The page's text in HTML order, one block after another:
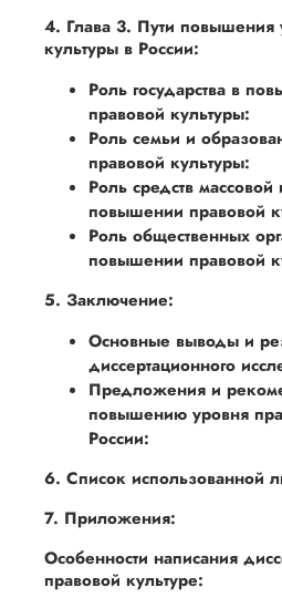
4. Глава 3. Пути повышения
культуры в России:
Роль государства в
правовой культуры:
Роль семьи и
правовой культуры:
Роль средств
повышении правовой
Роль общественных
повышении правовой
5. Заключение:
Основные выводы и
диссертационного
Предложения и
повышению уровня
России:
6. Список использованной
7. Приложения:
Особенности написания
правовой культуре: